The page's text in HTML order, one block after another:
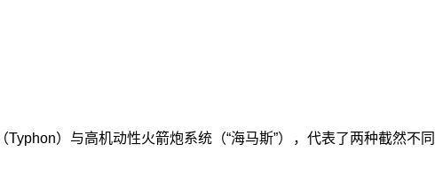
）与高机动性火箭炮系统（“海马斯”），代表了两种截然不